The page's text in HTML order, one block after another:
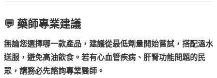
💬 藥師專業建議
無論您選擇哪一款產品，建議從最低劑量開始嘗試，搭配溫水
送服，避免高油飲食。若有心血管疾病、肝腎功能問題的民
眾，請務必先諮詢專業醫師。